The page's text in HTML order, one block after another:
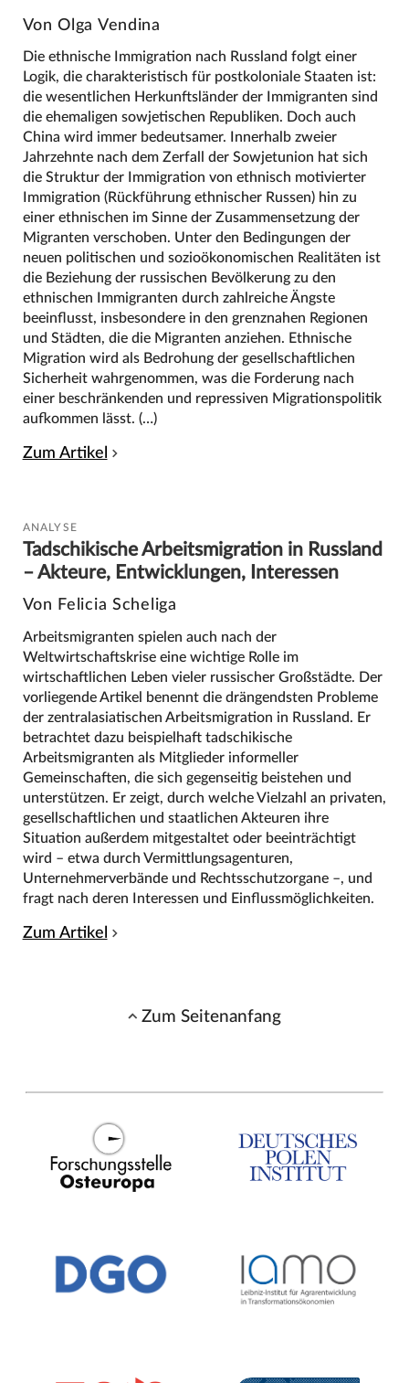
Von Olga Vendina
Die ethnische Immigration nach Russland folgt einer
Logik, die charakteristisch für postkoloniale Staaten ist:
die wesentlichen Herkunftsländer der Immigranten sind
die ehemaligen sowjetischen Republiken. Doch auch
China wird immer bedeutsamer. Innerhalb zweier
Jahrzehnte nach dem Zerfall der Sowjetunion hat sich
die Struktur der Immigration von ethnisch motivierter
Immigration (Rückführung ethnischer Russen) hin zu
einer ethnischen im Sinne der Zusammensetzung der
Migranten verschoben. Unter den Bedingungen der
neuen politischen und sozioökonomischen Realitäten ist
die Beziehung der russischen Bevölkerung zu den
ethnischen Immigranten durch zahlreiche Ängste
beeinflusst, insbesondere in den grenznahen Regionen
und Städten, die die Migranten anziehen. Ethnische
Migration wird als Bedrohung der gesellschaftlichen
Sicherheit wahrgenommen, was die Forderung nach
einer beschränkenden und repressiven Migrationspolitik
aufkommen lässt. (…)
Zum Artikel
ANALYSE
Tadschikische Arbeitsmigration in Russland
– Akteure, Entwicklungen, Interessen
Von Felicia Scheliga
Arbeitsmigranten spielen auch nach der
Weltwirtschaftskrise eine wichtige Rolle im
wirtschaftlichen Leben vieler russischer Großstädte. Der
vorliegende Artikel benennt die drängendsten Probleme
der zentralasiatischen Arbeitsmigration in Russland. Er
betrachtet dazu beispielhaft tadschikische
Arbeitsmigranten als Mitglieder informeller
Gemeinschaften, die sich gegenseitig beistehen und
unterstützen. Er zeigt, durch welche Vielzahl an privaten,
gesellschaftlichen und staatlichen Akteuren ihre
Situation außerdem mitgestaltet oder beeinträchtigt
wird – etwa durch Vermittlungsagenturen,
Unternehmerverbände und Rechtsschutzorgane –, und
fragt nach deren Interessen und Einflussmöglichkeiten.
Zum Artikel
Zum Seitenanfang